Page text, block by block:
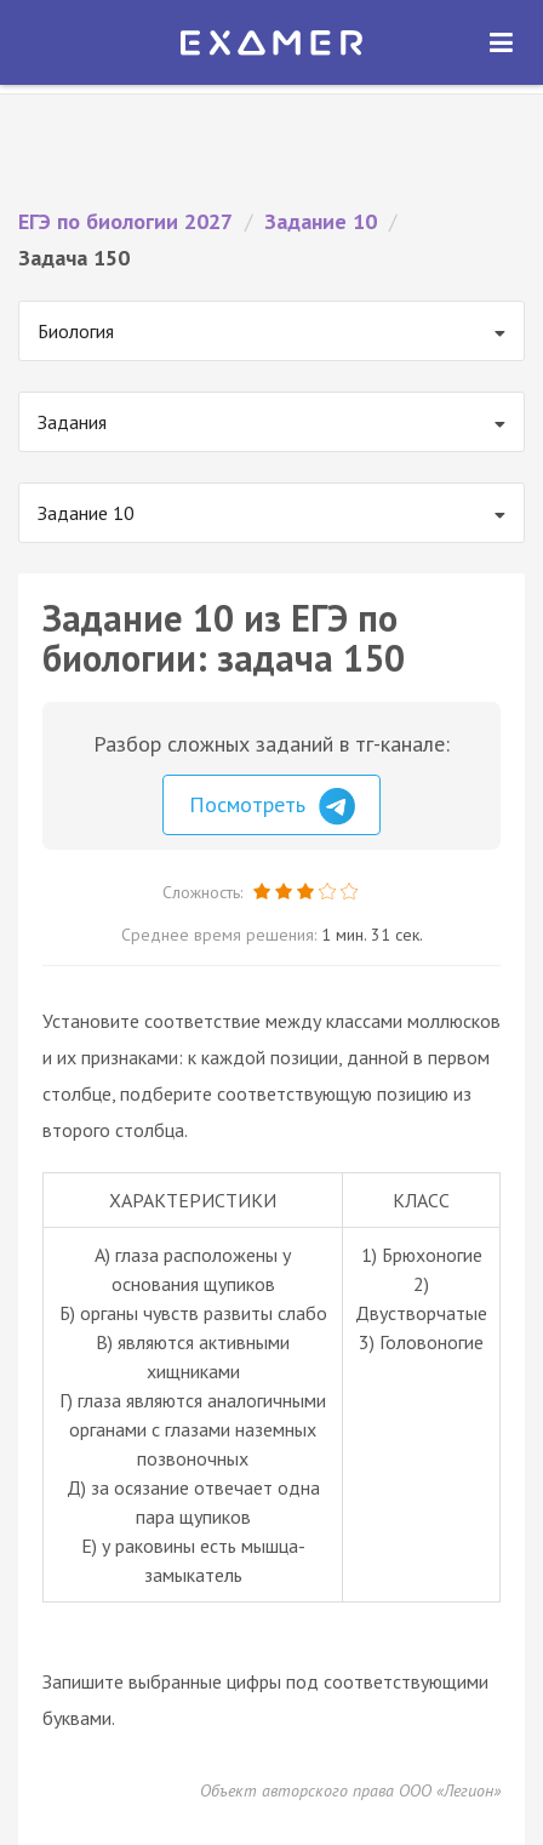
Экзамер — ЕГЭ 2027
ОТКРЫТЬ
ЕГЭ по биологии 2027 / Задание 10 /
Задача 150
Биология
Задания
Задание 10
Задание 10 из ЕГЭ по
биологии: задача 150
Разбор сложных заданий в тг-канале:
Посмотреть
Сложность:
Среднее время решения: 1 мин. 31 сек.
Установите соответствие между классами моллюсков
и их признаками: к каждой позиции, данной в первом
столбце, подберите соответствующую позицию из
второго столбца.
ХАРАКТЕРИСТИКИ КЛАСС
А) глаза расположены у
основания щупиков
Б) органы чувств развиты слабо
В) являются активными
хищниками
Г) глаза являются аналогичными
органами с глазами наземных
позвоночных
Д) за осязание отвечает одна
пара щупиков
Е) у раковины есть мышца-
замыкатель
1) Брюхоногие
2)
Двустворчатые
3) Головоногие
Запишите выбранные цифры под соответствующими
буквами.
Объект авторского права ООО «Легион»